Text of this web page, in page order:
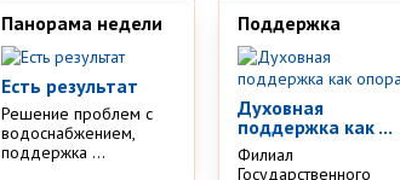
Панорама недели
Есть результат
Решение проблем с
водоснабжением,
поддержка ...
Поддержка
Духовная
поддержка как ...
Филиал
Государственного